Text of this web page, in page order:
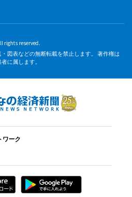
rights reserved.
図表などの無断転載を禁止します。 著作権は
に属します。
ワーク